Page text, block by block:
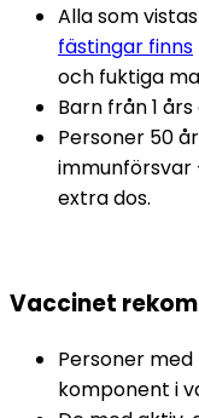
Alla som
fästingar finns
och fuktiga
Barn från 1
Personer 50
immunförsvar
extra dos.
Vaccinet
Personer
komponent i